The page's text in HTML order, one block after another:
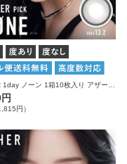
OTHER 1day ノーン 1箱10枚入り アザー カラコン
円）